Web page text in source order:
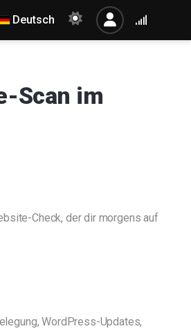
Deutsch
Scan im
Check, der dir morgens auf
WordPress-Updates,